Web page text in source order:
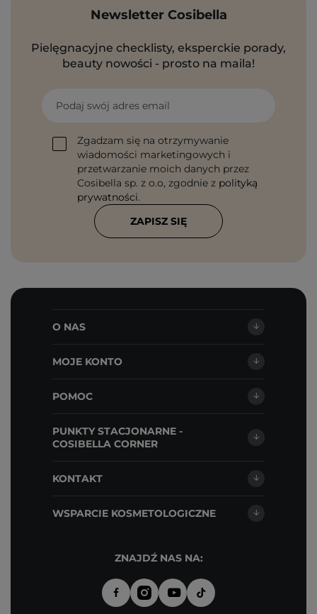
Newsletter Cosibella
Pielęgnacyjne checklisty, eksperckie porady,
beauty nowości - prosto na maila!
Podaj swój adres email
Zgadzam się na otrzymywanie
wiadomości marketingowych i
przetwarzanie moich danych przez
Cosibella sp. z o.o, zgodnie z polityką
prywatności.
ZAPISZ SIĘ
O NAS
MOJE KONTO
POMOC
PUNKTY STACJONARNE -
COSIBELLA CORNER
KONTAKT
WSPARCIE KOSMETOLOGICZNE
ZNAJDŹ NAS NA: